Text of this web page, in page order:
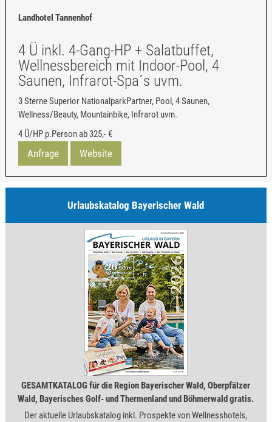
Landhotel Tannenhof
4 Ü inkl. 4-Gang-HP + Salatbuffet,
Wellnessbereich mit Indoor-Pool, 4
Saunen, Infrarot-Spa´s uvm.
3 Sterne Superior NationalparkPartner, Pool, 4 Saunen,
Wellness/Beauty, Mountainbike, Infrarot uvm.
4 Ü/HP p.Person ab325,- €
Anfrage Website
Urlaubskatalog Bayerischer Wald
GESAMTKATALOG für die Region Bayerischer Wald, Oberpfälzer
Wald, Bayerisches Golf- und Thermenland und Böhmerwald gratis.
Der aktuelle Urlaubskatalog inkl. Prospekte von Wellnesshotels,